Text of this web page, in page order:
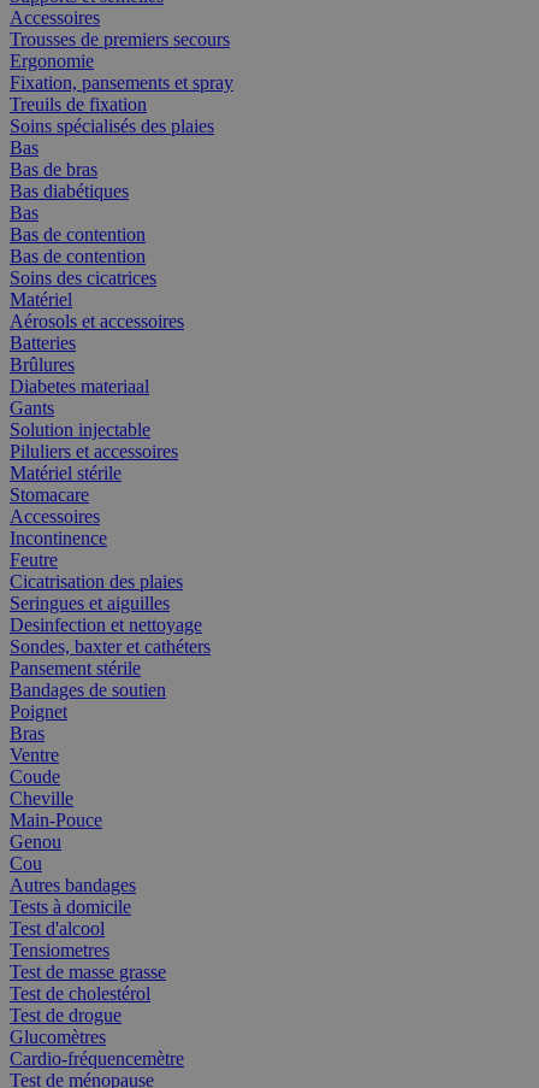
Accessoires
Trousses de premiers secours
Ergonomie
Fixation, pansements et spray
Treuils de fixation
Soins spécialisés des plaies
Bas
Bas de bras
Bas diabétiques
Bas
Bas de contention
Bas de contention
Soins des cicatrices
Matériel
Aérosols et accessoires
Batteries
Brûlures
Diabetes materiaal
Gants
Solution injectable
Piluliers et accessoires
Matériel stérile
Stomacare
Accessoires
Incontinence
Feutre
Cicatrisation des plaies
Seringues et aiguilles
Desinfection et nettoyage
Sondes, baxter et cathéters
Pansement stérile
Bandages de soutien
Poignet
Bras
Ventre
Coude
Cheville
Main-Pouce
Genou
Cou
Autres bandages
Tests à domicile
Test d'alcool
Tensiometres
Test de masse grasse
Test de cholestérol
Test de drogue
Glucomètres
Cardio-fréquencemètre
Test de ménopause